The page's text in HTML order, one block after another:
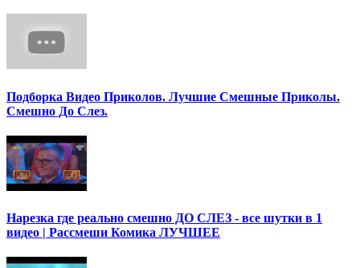
Подборка Видео Приколов. Лучшие Смешные Приколы.
Смешно До Слез.
Нарезка где реально смешно ДО СЛЕЗ - все шутки в 1
видео | Рассмеши Комика ЛУЧШЕЕ